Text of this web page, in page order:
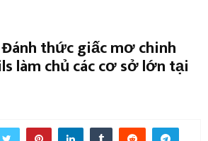
thức giấc mơ chinh
làm chủ các cơ sở lớn tại